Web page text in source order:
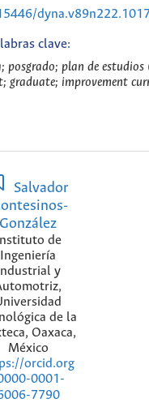
clave:
posgrado; plan de estudios
graduate; improvement
Salvador
González
Instituto de
Ingeniería
Industrial y
de la
Oaxaca,
México
orcid.org
0001-
7790